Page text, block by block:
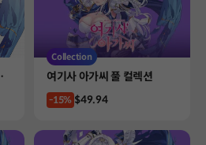
Collection
Product
여기사 아가씨 풀 컬렉션
-15% Price
$49.94